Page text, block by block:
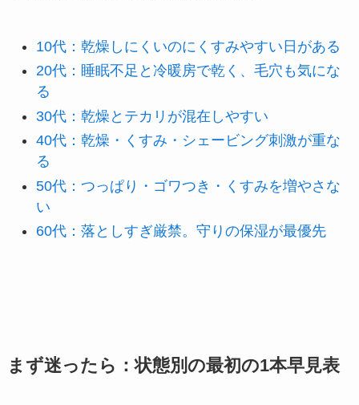
10代：乾燥しにくいのにくすみやすい日がある
20代：睡眠不足と冷暖房で乾く、毛穴も気にな
る
30代：乾燥とテカリが混在しやすい
40代：乾燥・くすみ・シェービング刺激が重な
る
50代：つっぱり・ゴワつき・くすみを増やさな
い
60代：落としすぎ厳禁。守りの保湿が最優先
まず迷ったら：状態別の最初の1本早見表